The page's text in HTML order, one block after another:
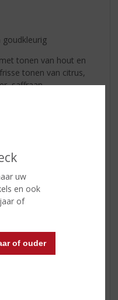
uw
en ook
of
of ouder
goudkleurig
tonen van hout en
tonen van citrus,
saffraan,
in de nasmaak.
2cl Martell cognac, 1cl
1cl triple sec, 1
schil, ijsblokjes